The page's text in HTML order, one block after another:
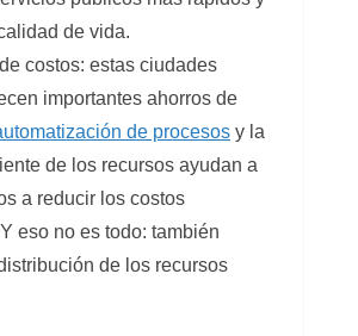
de vida.
costos: estas ciudades
importantes ahorros de
de procesos y la
de los recursos ayudan a
a reducir los costos
eso no es todo: también
de los recursos